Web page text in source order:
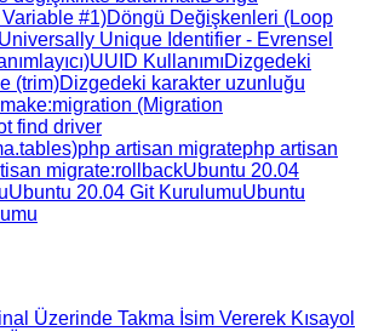
#1)Döngü Değişkenleri (Loop
Unique Identifier - Evrensel
UUID KullanımıDizgedeki
(trim)Dizgedeki karakter uzunluğu
(Migration
find driver
php artisan migratephp artisan
migrate:rollbackUbuntu 20.04
Ubuntu 20.04 Git KurulumuUbuntu
Üzerinde Takma İsim Vererek Kısayol